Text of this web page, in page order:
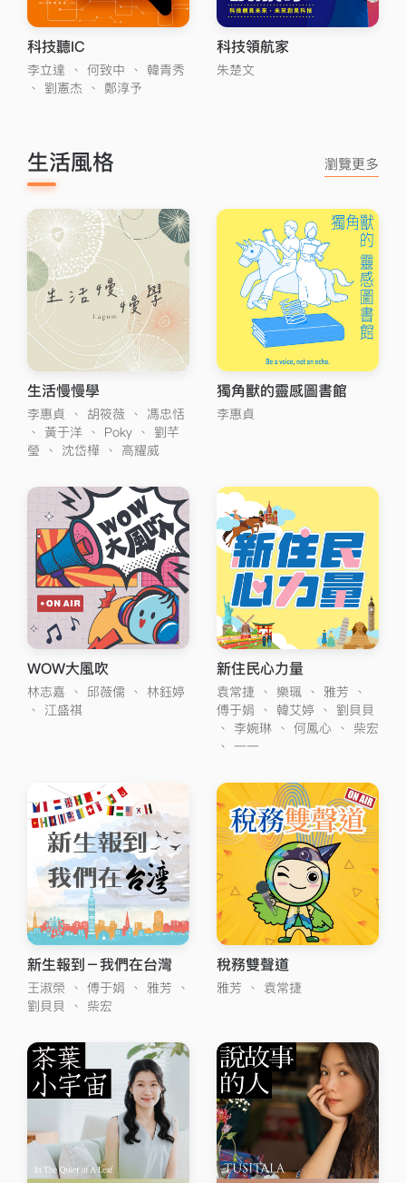
科技聽IC
李立達 、 何致中 、 韓青秀
、 劉憲杰 、 鄭淳予
科技領航家
朱楚文
生活風格 瀏覽更多
生活慢慢學
李惠貞 、 胡筱薇 、 馮忠恬
、 黃于洋 、 Poky 、 劉芊
瑩 、 沈岱樺 、 高耀威
獨角獸的靈感圖書館
李惠貞
WOW大風吹
林志嘉 、 邱薇儒 、 林鈺婷
、 江盛祺
新住民心力量
袁常捷 、 樂珮 、 雅芳 、
傅于娟 、 韓艾婷 、 劉貝貝
、 李婉琳 、 何鳳心 、 柴宏
、 一一
新生報到－我們在台灣
王淑榮 、 傅于娟 、 雅芳 、
劉貝貝 、 柴宏
稅務雙聲道
雅芳 、 袁常捷